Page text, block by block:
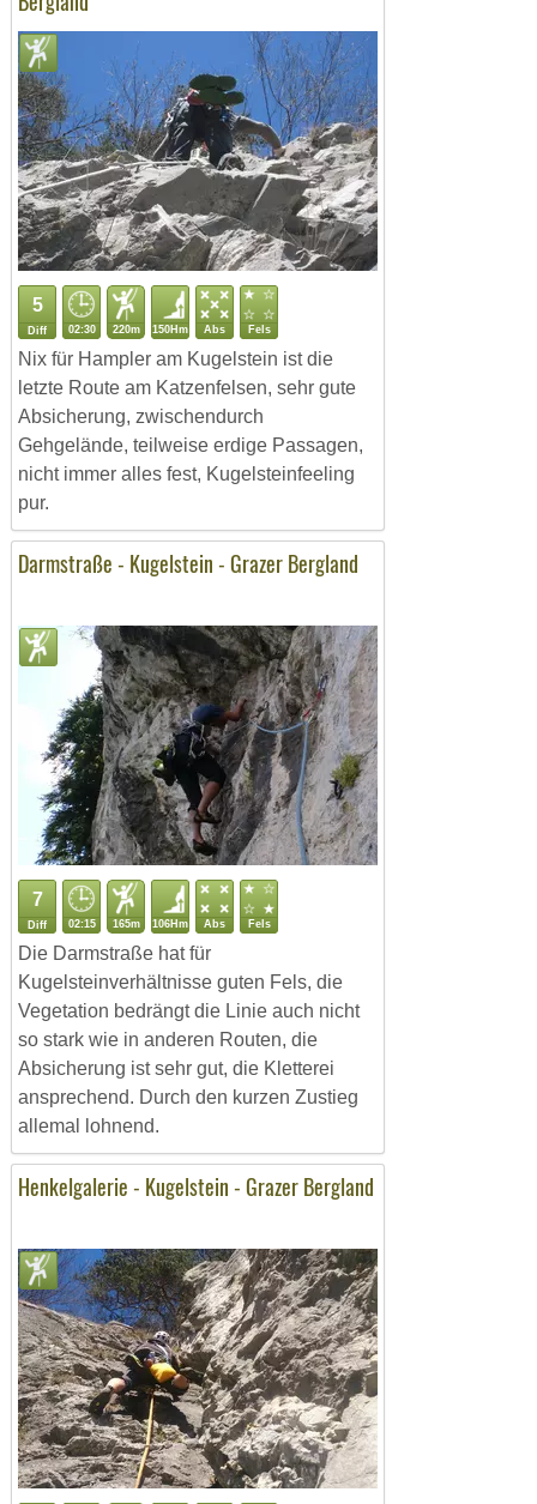
5
Diff 02:30 220m 150Hm Abs Fels
Nix für Hampler am Kugelstein ist die
letzte Route am Katzenfelsen, sehr gute
Absicherung, zwischendurch
Gehgelände, teilweise erdige Passagen,
nicht immer alles fest, Kugelsteinfeeling
pur.
Darmstraße - Kugelstein - Grazer Bergland
7
Diff 02:15 165m 106Hm Abs Fels
Die Darmstraße hat für
Kugelsteinverhältnisse guten Fels, die
Vegetation bedrängt die Linie auch nicht
so stark wie in anderen Routen, die
Absicherung ist sehr gut, die Kletterei
ansprechend. Durch den kurzen Zustieg
allemal lohnend.
Henkelgalerie - Kugelstein - Grazer Bergland